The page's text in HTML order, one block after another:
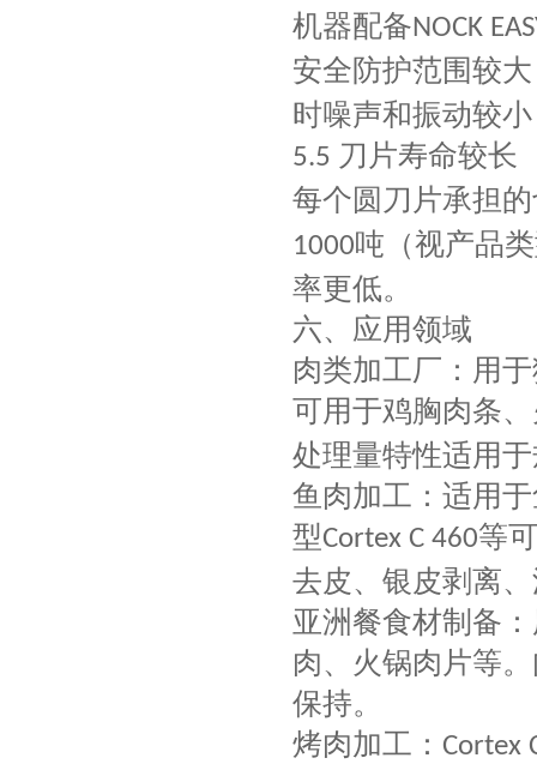
机器配备NOCK
安全防护范围较
时噪声和振动较
5.5 刀片寿命较长
每个圆刀片承担
1000吨（视产品
率更低。
六、应用领域
肉类加工厂：用
可用于鸡胸肉条
处理量特性适用
鱼肉加工：适用
型Cortex C 460等
去皮、银皮剥离
亚洲餐食材制备
肉、火锅肉片等
保持。
烤肉加工： Cortex